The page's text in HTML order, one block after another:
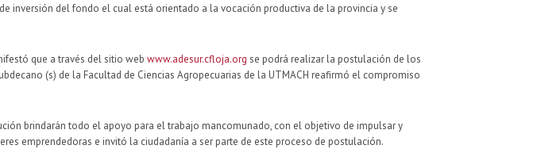
inversión del fondo el cual está orientado a la vocación productiva de la provincia y se
que a través del sitio web www.adesur.cfloja.org se podrá realizar la postulación de los
(s) de la Facultad de Ciencias Agropecuarias de la UTMACH reafirmó el compromiso
brindarán todo el apoyo para el trabajo mancomunado, con el objetivo de impulsar y
emprendedoras e invitó la ciudadanía a ser parte de este proceso de postulación.